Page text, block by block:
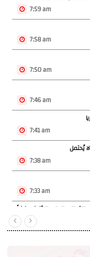
7:59 am
7:58 am
7:50 am
7:46 am
7:41 am
يُحتمل
7:38 am
7:33 am
العام الاثنين رفضاً
7:29 am